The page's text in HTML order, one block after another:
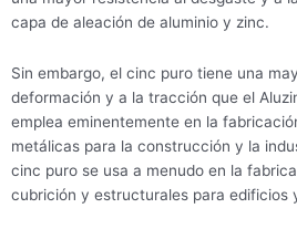
capa de aleación de aluminio y zinc.
Sin embargo, el cinc puro tiene una
deformación y a la tracción que el
emplea eminentemente en la
metálicas para la construcción y la
cinc puro se usa a menudo en la
cubrición y estructurales para edificios